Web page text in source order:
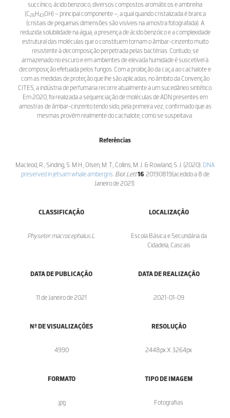
succínico, ácido benzoico, diversos compostos aromáticos e ambreína
(C26H43OH) – principal componente –, a qual quando cristalizada é branca
(cristais de pequenas dimensões são visíveis na amostra fotografada). A
reduzida solubilidade na água, a presença de ácido benzóico e a complexidade
estrutural das moléculas que o constituem tornam o âmbar-cinzento muito
resistente à decomposição perpetrada pelas bactérias. Contudo, se
armazenado no escuro e em ambientes de elevada humidade é suscetível à
decomposição efetuada pelos fungos. Com a proibição da caça ao cachalote e
com as medidas de proteção que lhe são aplicadas, no âmbito da Convenção
CITES, a indústria de perfumaria recorre atualmente a um sucedâneo sintético.
Em 2020, foi realizada a sequenciação de moléculas de ADN presentes em
amostras de âmbar-cinzento tendo sido, pela primeira vez, confirmado que as
mesmas provêm realmente do cachalote, como se suspeitava.
Referências
Macleod, R.; Sinding, S. M.H.; Olsen, M. T.; Collins, M. J. & Rowland, S. J. (2020). DNA
preserved in jetsam whale ambergris. Biol. Lett16: 20190819(acedido a 8 de
Janeiro de 2021).
CLASSIFICAÇÃO
Physeter macrocephalus L.
LOCALIZAÇÃO
Escola Básica e Secundária da
Cidadela, Cascais
DATA DE PUBLICAÇÃO
11 de Janeiro de 2021
DATA DE REALIZAÇÃO
2021-01-09
Nº DE VISUALIZAÇÕES
4990
RESOLUÇÃO
2448px X 3264px
FORMATO
.jpg
TIPO DE IMAGEM
Fotografias